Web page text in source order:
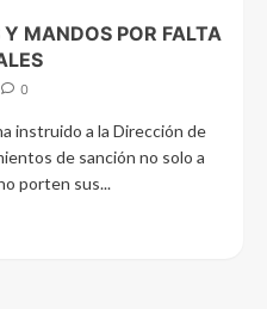
MANDOS POR FALTA
0
instruido a la Dirección de
de sanción no solo a
porten sus...